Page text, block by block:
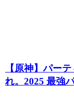
【原神】パー
れ。2025 最強